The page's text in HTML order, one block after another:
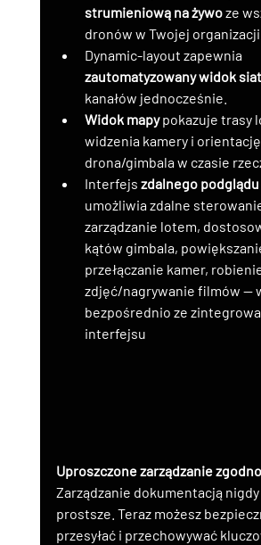
strumieniową na żywo ze
dronów w Twojej organizacji.
Dynamic-layout zapewnia
zautomatyzowany widok
kanałów jednocześnie.
Widok mapy pokazuje trasy
widzenia kamery i orientację
drona/gimbala w czasie
Interfejs zdalnego podglądu
umożliwia zdalne
zarządzanie lotem,
kątów gimbala,
przełączanie kamer,
zdjęć/nagrywanie filmów —
bezpośrednio ze
interfejsu
Uproszczone zarządzanie
Zarządzanie dokumentacją nigdy
prostsze. Teraz możesz
przesyłać i przechowywać